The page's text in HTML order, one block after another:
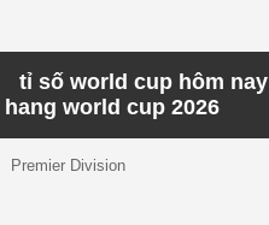
tỉ số world cup hôm nay
hang world cup 2026
Premier Division